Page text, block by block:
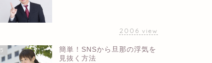
2006 view
5
簡単！SNSから旦那の浮気を
見抜く方法